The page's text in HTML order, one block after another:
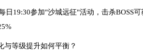
日19:30参加"沙城远征"活动，击杀BOSS
与等级提升如何平衡？